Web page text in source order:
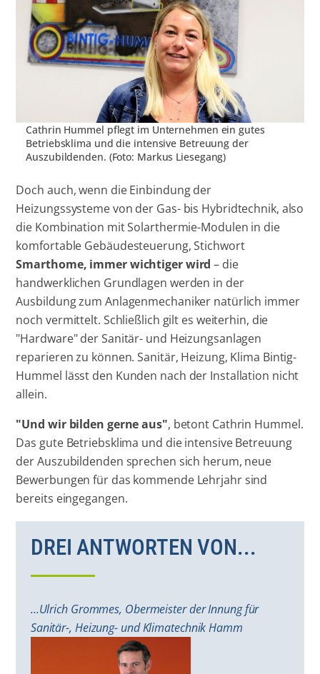
Cathrin Hummel pflegt im Unternehmen ein gutes
Betriebsklima und die intensive Betreuung der
Auszubildenden. (Foto: Markus Liesegang)
Doch auch, wenn die Einbindung der
Heizungssysteme von der Gas- bis Hybridtechnik, also
die Kombination mit Solarthermie-Modulen in die
komfortable Gebäudesteuerung, Stichwort
Smarthome, immer wichtiger wird – die
handwerklichen Grundlagen werden in der
Ausbildung zum Anlagenmechaniker natürlich immer
noch vermittelt. Schließlich gilt es weiterhin, die
"Hardware" der Sanitär- und Heizungsanlagen
reparieren zu können. Sanitär, Heizung, Klima Bintig-
Hummel lässt den Kunden nach der Installation nicht
allein.
"Und wir bilden gerne aus", betont Cathrin Hummel.
Das gute Betriebsklima und die intensive Betreuung
der Auszubildenden sprechen sich herum, neue
Bewerbungen für das kommende Lehrjahr sind
bereits eingegangen.
DREI ANTWORTEN VON...
...Ulrich Grommes, Obermeister der Innung für
Sanitär-, Heizung- und Klimatechnik Hamm